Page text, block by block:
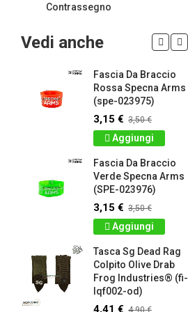
Contrassegno
Vedi anche
Fascia Da Braccio
Rossa Specna Arms
(spe-023975)
3,15 € 3,50 €
Aggiungi
Fascia Da Braccio
Verde Specna Arms
(SPE-023976)
3,15 € 3,50 €
Aggiungi
Tasca Sg Dead Rag
Colpito Olive Drab
Frog Industries® (fi-
lqf002-od)
4,41 €